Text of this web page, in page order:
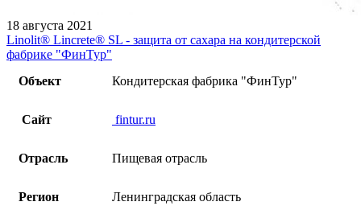
18 августа 2021
Linolit®️ Lincrete®️ SL - защита от сахара на кондитерской
фабрике "ФинТур"
Объект
Кондитерская фабрика "ФинТур"
Сайт fintur.ru
Отрасль Пищевая отрасль
Регион Ленинградская область